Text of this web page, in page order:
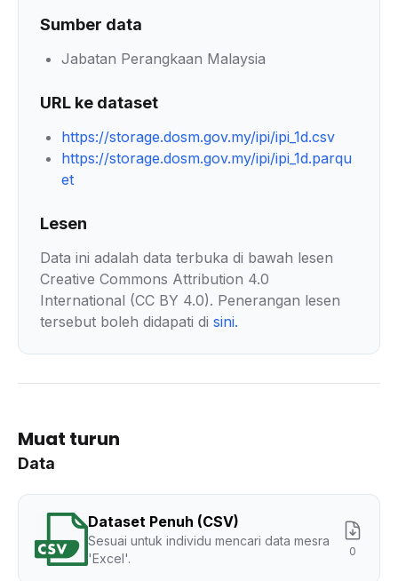
Sumber data
Jabatan Perangkaan Malaysia
URL ke dataset
https://storage.dosm.gov.my/ipi/ipi_1d.csv
https://storage.dosm.gov.my/ipi/ipi_1d.parqu
et
Lesen
Data ini adalah data terbuka di bawah lesen
Creative Commons Attribution 4.0
International (CC BY 4.0). Penerangan lesen
tersebut boleh didapati di sini.
Muat turun
Data
Dataset Penuh (CSV)
Sesuai untuk individu mencari data mesra
'Excel'.
0